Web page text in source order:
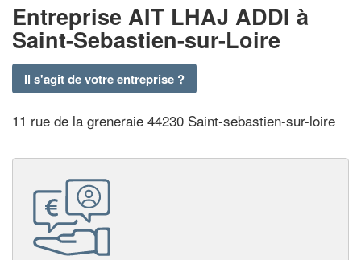
Entreprise AIT LHAJ ADDI à
Saint-Sebastien-sur-Loire
Il s'agit de votre entreprise ?
11 rue de la greneraie 44230 Saint-sebastien-sur-loire